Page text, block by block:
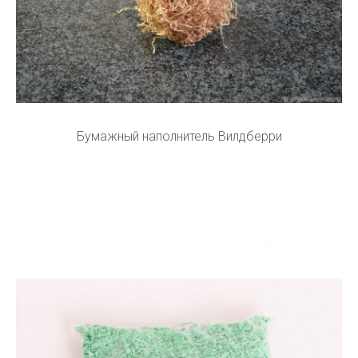
Бумажный наполнитель Вилдберри